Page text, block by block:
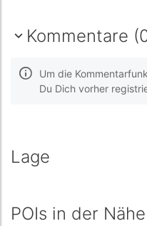
Kommentare
Um die
Du Dich vorher
Lage
POIs in der Nähe